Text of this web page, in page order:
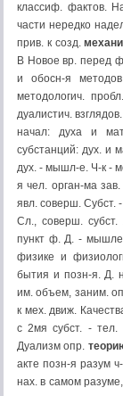
классиф. фактов.
части нередко
прив. к созд.
В Новое вр. перед
и обосн-я
методологич.
дуалистич.
начал: духа и
субстанций: дух. и
дух. - мышл-е. Ч-к -
я чел. орган-ма
явл. соверш. Субст.
Сл., соверш.
пункт ф. Д. -
физике и
бытия и позн-я. Д.
им. объем, заним.
к мех. движ.
с 2мя субст. -
Дуализм опр.
акте позн-я разум
нах. в самом